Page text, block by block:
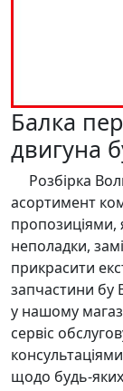
Балка
двигуна
Розбірка
асортимент
пропозиціями,
неполадки,
прикрасити
запчастини бу
у нашому
сервіс
щодо будь-